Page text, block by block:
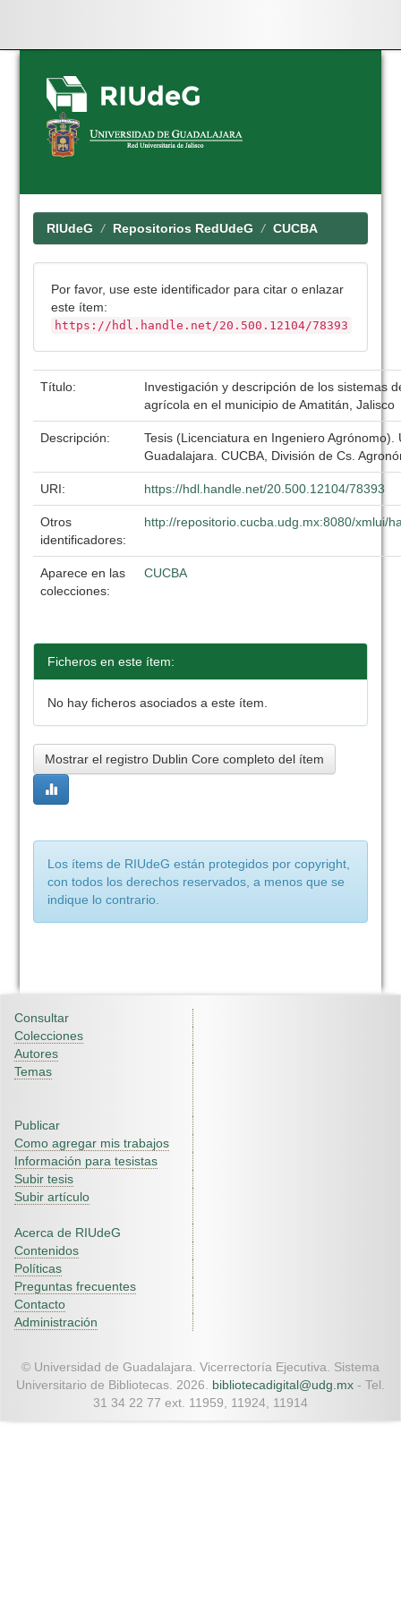
Skip
navigation
RIUdeG Repositorios RedUdeG CUCBA
Por favor, use este identificador para citar o enlazar
este ítem:
https://hdl.handle.net/20.500.12104/78393
Título:
Investigación y descripción de los sistemas
agrícola en el municipio de Amatitán, Jalisco
Descripción:
Tesis (Licenciatura en Ingeniero Agrónomo).
Guadalajara. CUCBA, División de Cs.
URI: https://hdl.handle.net/20.500.12104/78393
Otros
identificadores:
http://repositorio.cucba.udg.mx:8080/xmlui/
Aparece en las
colecciones:
CUCBA
Ficheros en este ítem:
No hay ficheros asociados a este ítem.
Mostrar el registro Dublin Core completo del ítem
Los ítems de RIUdeG están protegidos por copyright,
con todos los derechos reservados, a menos que se
indique lo contrario.
Consultar
Colecciones
Autores
Temas
Publicar
Como agregar mis trabajos
Información para tesistas
Subir tesis
Subir artículo
Acerca de RIUdeG
Contenidos
Políticas
Preguntas frecuentes
Contacto
Administración
© Universidad de Guadalajara. Vicerrectoría Ejecutiva. Sistema
Universitario de Bibliotecas. 2026. bibliotecadigital@udg.mx - Tel.
31 34 22 77 ext. 11959, 11924, 11914